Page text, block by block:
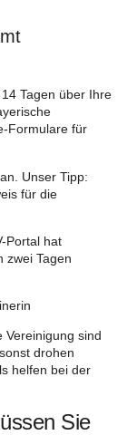
Tagen über Ihre
Formulare für
Unser Tipp:
für die
Portal hat
zwei Tagen
Vereinigung sind
drohen
helfen bei der
Sie